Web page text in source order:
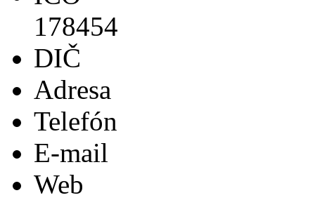
178454
DIČ
Adresa
Telefón
E-mail
Web